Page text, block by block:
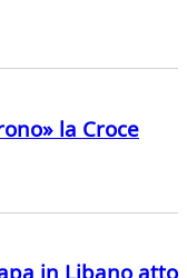
la Croce
in Libano atto